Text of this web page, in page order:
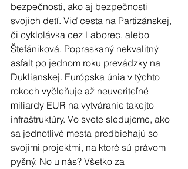
bezpečnosti, ako aj bezpečnosti
svojich detí. Viď cesta na Partizánskej,
či cyklolávka cez Laborec, alebo
Štefániková. Popraskaný nekvalitný
asfalt po jednom roku prevádzky na
Duklianskej. Európska únia v týchto
rokoch vyčleňuje až neuveriteľné
miliardy EUR na vytváranie takejto
infraštruktúry. Vo svete sledujeme, ako
sa jednotlivé mesta predbiehajú so
svojimi projektmi, na ktoré sú právom
pyšný. No u nás? Všetko za